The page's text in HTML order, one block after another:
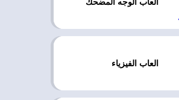
العاب الفيزياء